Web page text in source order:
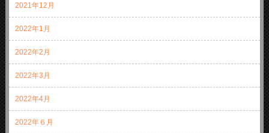
2021年12月
2022年1月
2022年2月
2022年3月
2022年4月
2022年６月